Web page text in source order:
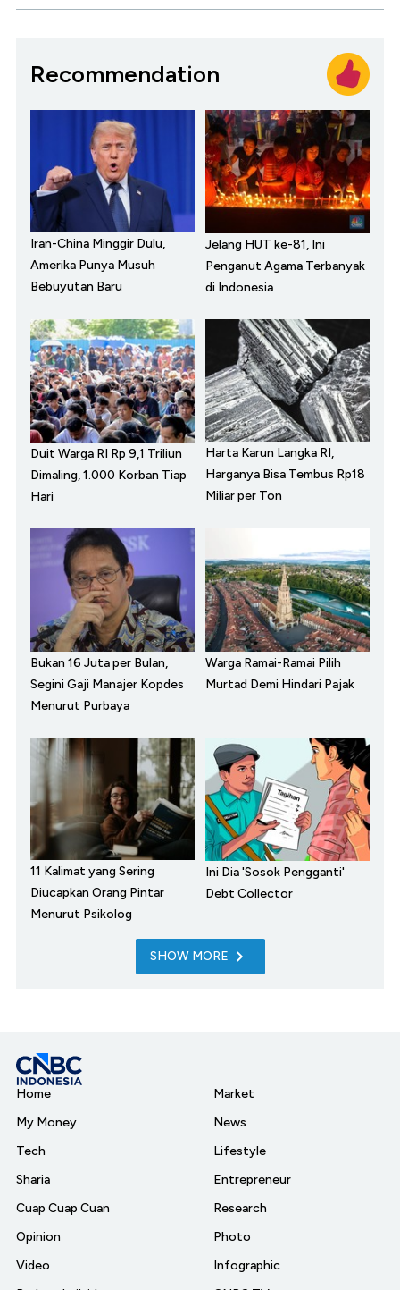
Recommendation
Iran-China Minggir Dulu,
Amerika Punya Musuh
Bebuyutan Baru
Jelang HUT ke-81, Ini
Penganut Agama Terbanyak
di Indonesia
Duit Warga RI Rp 9,1 Triliun
Dimaling, 1.000 Korban Tiap
Hari
Harta Karun Langka RI,
Harganya Bisa Tembus Rp18
Miliar per Ton
Bukan 16 Juta per Bulan,
Segini Gaji Manajer Kopdes
Menurut Purbaya
Warga Ramai-Ramai Pilih
Murtad Demi Hindari Pajak
11 Kalimat yang Sering
Diucapkan Orang Pintar
Menurut Psikolog
Ini Dia 'Sosok Pengganti'
Debt Collector
SHOW MORE
Home
My Money
Tech
Sharia
Cuap Cuap Cuan
Opinion
Video
Market
News
Lifestyle
Entrepreneur
Research
Photo
Infographic